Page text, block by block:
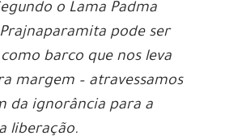
o Lama Padma
pode ser
barco que nos leva
margem – atravessamos
da ignorância para a
liberação.